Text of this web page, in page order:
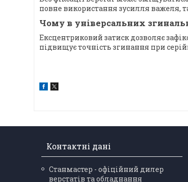
повне використання зусилля важеля,
Чому в універсальних
Ексцентриковий затиск дозволяє
підвищує точність згинання при
Контактні дані
Станмастер - офіційний дилер
верстатів та обладнання